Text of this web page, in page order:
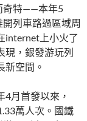
奇特——本年5
列車路過區域周
internet上小火了
現，銀發游玩列
新空間。
4月首發以來，
萬人次。國鐵